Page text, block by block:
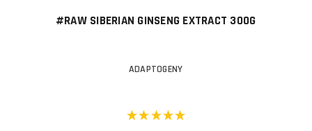
#RAW SIBERIAN GINSENG EXTRACT 300G
ADAPTOGENY